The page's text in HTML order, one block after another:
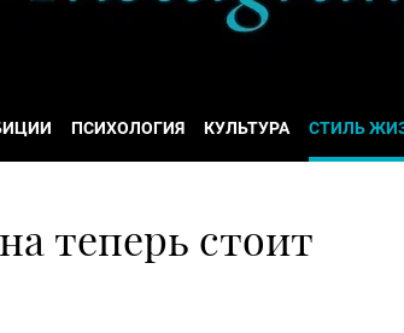
ПСИХОЛОГИЯ КУЛЬТУРА СТИЛЬ
теперь стоит